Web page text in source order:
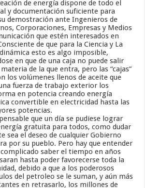
de energía dispone de todo el
y documentación suficiente para
demostración ante Ingenieros de
Corporaciones, Empresas y Medios
que estén interesados en
de que para la Ciencia y La
esto es algo imposible,
en que de una caja no puede salir
de la que entra, pero las “cajas”
los volúmenes llenos de aceite que
fuerza de trabajo exterior los
en potencia creando energía
convertible en electricidad hasta las
potencias.
que un día se pudiese lograr
gratuita para todos, como dudar
sea el deseo de cualquier Gobierno
por su pueblo. Pero hay que entender
complicado saber el tiempo en años
hasta poder favorecerse toda la
debido a que a los poderosos
del petroleo se le suman, y aún más
en retrasarlo, los millones de